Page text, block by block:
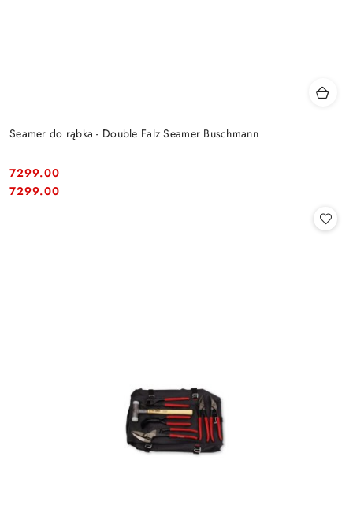
Seamer do rąbka - Double Falz Seamer Buschmann
Cena:
7299.00
Cena:
7299.00